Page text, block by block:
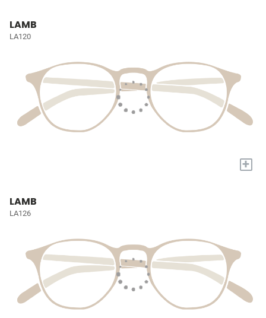
LAMB
LA120
+
LAMB
LA126